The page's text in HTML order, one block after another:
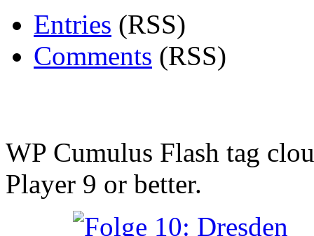
Entries (RSS)
Comments (RSS)
WP Cumulus Flash tag
Player 9 or better.